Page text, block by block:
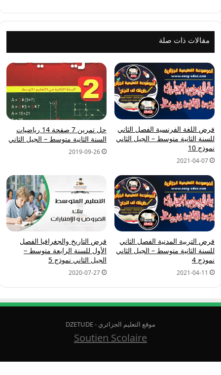
نموذج
7
مقالات ذات صلة
فرض اللغة الفرنسية الفصل الثاني
للسنة الثانية متوسط – الجيل الثاني
نموذج 10
2021-04-07
حل تمرين 7 صفحة 14 رياضيات
السنة الثانية متوسط – الجيل الثاني
2019-09-26
فرض التربية المدنية الفصل الثاني
للسنة الثانية متوسط – الجيل الثاني
نموذج 4
2021-04-11
فرض التاريخ والجغرافيا الفصل
الأول للسنة الرابعة متوسط –
الجيل الثاني نموذج 5
2020-07-27
موقع التعليم الجزائري - DZETUDE
Soutien Scolaire